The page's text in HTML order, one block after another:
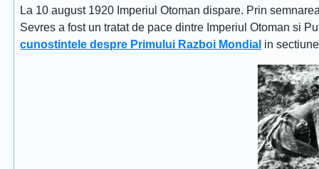
La 10 august 1920 Imperiul Otoman dispare. Prin
Sevres a fost un tratat de pace dintre Imperiul Otoman si
cunostintele despre Primului Razboi Mondial in